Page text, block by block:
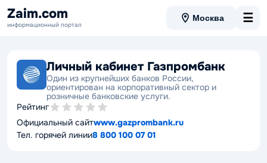
Zaim.com
информационный портал
Москва ☰
Личный кабинет Газпромбанк
Один из крупнейших банков России,
ориентирован на корпоративный сектор и
розничные банковские услуги.
Рейтинг
Официальный сайтwww.gazprombank.ru
Тел. горячей линии8 800 100 07 01